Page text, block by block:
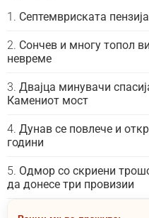
Септемвриската
Сончев и многу топол
невреме
Двајца минувачи
Камениот мост
Дунав се повлече и
години
Одмор со скриени
да донесе три провизии